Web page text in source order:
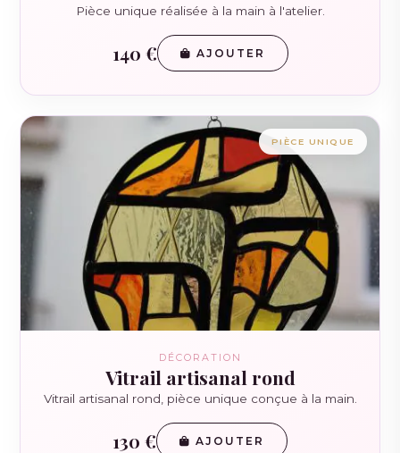
Pièce unique réalisée à la main à l'atelier.
140 € AJOUTER
PIÈCE UNIQUE
DÉCORATION
Vitrail artisanal rond
Vitrail artisanal rond, pièce unique conçue à la main.
130 € AJOUTER